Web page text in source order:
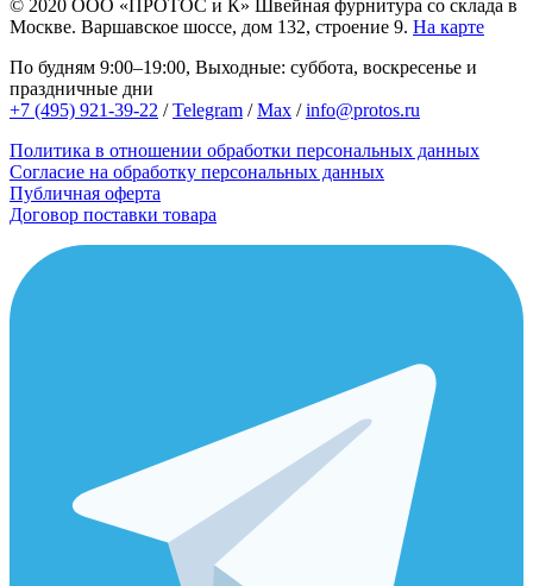
© 2020 ООО «ПРОТОС и К» Швейная фурнитура со склада в
Москве. Варшавское шоссе, дом 132, строение 9. На карте
По будням 9:00–19:00, Выходные: суббота, воскресенье и
праздничные дни
+7 (495) 921-39-22 /Telegram /Max /info@protos.ru
Политика в отношении обработки персональных данных
Согласие на обработку персональных данных
Публичная оферта
Договор поставки товара